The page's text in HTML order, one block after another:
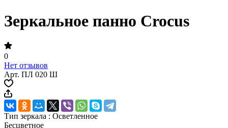
Зеркальное панно Crocus
0
Нет отзывов
Арт. ПЛ 020 Ш
Тип зеркала : Осветленное
Бесцветное